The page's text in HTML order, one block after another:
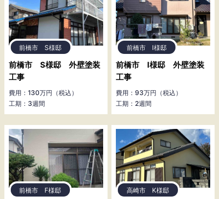
前橋市 S様邸
前橋市 S様邸 外壁塗装
工事
費用：130万円（税込）
工期：3週間
前橋市 I様邸
前橋市 I様邸 外壁塗装
工事
費用：93万円（税込）
工期：2週間
前橋市 F様邸 高崎市 K様邸